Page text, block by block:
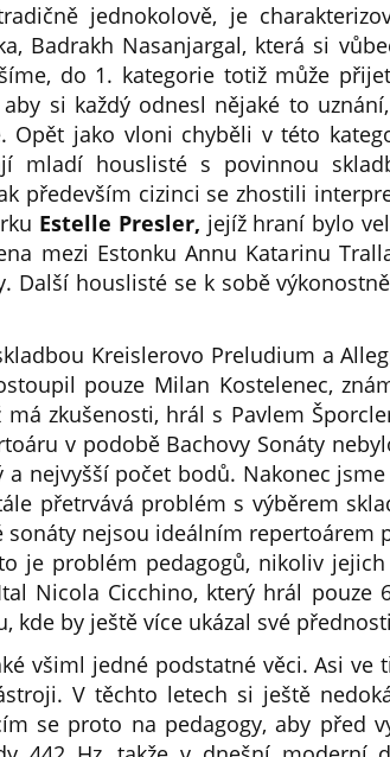
jednokolově, je
Badrakh Nasanjargal, která si
do 1. kategorie totiž může
si každý odnesl nějaké to
Opět jako vloni chyběli v této
mladí houslisté s povinnou
především cizinci se zhostili
Estelle Presler, jejíž hraní bylo
mezi Estonku Annu Katarinu
Další houslisté se k sobě
Kreislerovo Preludium a
pouze Milan Kostelenec,
zkušenosti, hrál s Pavlem
v podobě Bachovy Sonáty
a nejvyšší počet bodů. Nakonec
přetrvává problém s výběrem
sonáty nejsou ideálním
je problém pedagogů, nikoliv
Nicola Cicchino, který hrál
kde by ještě více ukázal své
všiml jedné podstatné věci. Asi
V těchto letech si ještě
se proto na pedagogy, aby před